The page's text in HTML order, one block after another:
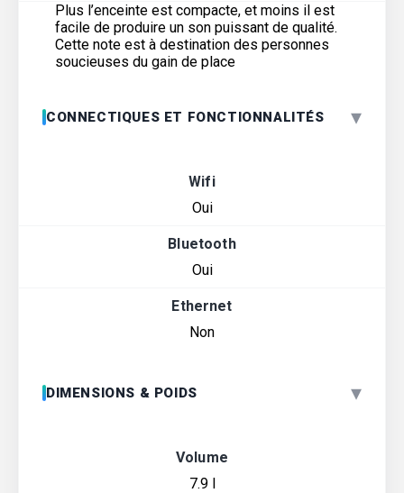
Plus l’enceinte est compacte, et moins il est
facile de produire un son puissant de qualité.
Cette note est à destination des personnes
soucieuses du gain de place
CONNECTIQUES ET FONCTIONNALITÉS ▾
Wifi
Oui
Bluetooth
Oui
Ethernet
Non
DIMENSIONS & POIDS ▾
Volume
7.9 l